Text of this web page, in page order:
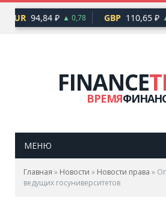
EUR 94,84 ₽ ▲ 0,78 GBP 110,65 ₽
FINANCE
ВРЕМЯ
МЕНЮ
Главная » Новости » Новости права »
ведущих госуниверситетов